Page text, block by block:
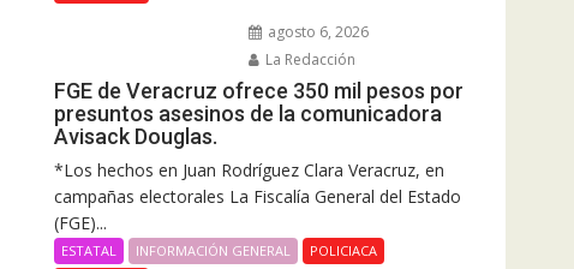
agosto 6, 2026
La Redacción
FGE de Veracruz ofrece 350 mil pesos por
presuntos asesinos de la comunicadora
Avisack Douglas.
*Los hechos en Juan Rodríguez Clara Veracruz, en
campañas electorales La Fiscalía General del Estado
(FGE)...
ESTATAL INFORMACIÓN GENERAL
POLICIACA